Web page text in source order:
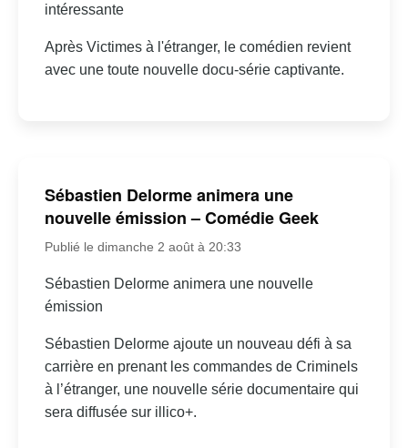
intéressante
Après Victimes à l'étranger, le comédien revient
avec une toute nouvelle docu-série captivante.
Sébastien Delorme animera une
nouvelle émission – Comédie Geek
Publié le dimanche 2 août à 20:33
Sébastien Delorme animera une nouvelle
émission
Sébastien Delorme ajoute un nouveau défi à sa
carrière en prenant les commandes de Criminels
à l’étranger, une nouvelle série documentaire qui
sera diffusée sur illico+.